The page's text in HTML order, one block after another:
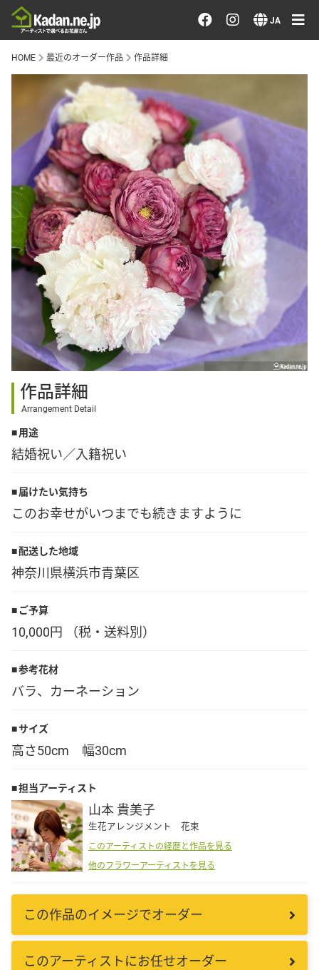
JA
お花を注文する・探す
おまかせ注文
最近のオーダー作品
アーティストで選ぶ
届けたい気持ちで選ぶ
会員メニュー
ログイン
会員登録
その他
注文方法・送料など
facebook
English
HOME 最近のオーダー作品 作品詳細
作品詳細
Arrangement Detail
用途
結婚祝い／入籍祝い
届けたい気持ち
このお幸せがいつまでも続きますように
配送した地域
神奈川県横浜市青葉区
ご予算
10,000円 （税・送料別）
参考花材
バラ、カーネーション
サイズ
高さ50cm 幅30cm
担当アーティスト
山本 貴美子
生花アレンジメント 花束
このアーティストの経歴と作品を見る
他のフラワーアーティストを見る
この作品のイメージでオーダー
このアーティストにお任せオーダー